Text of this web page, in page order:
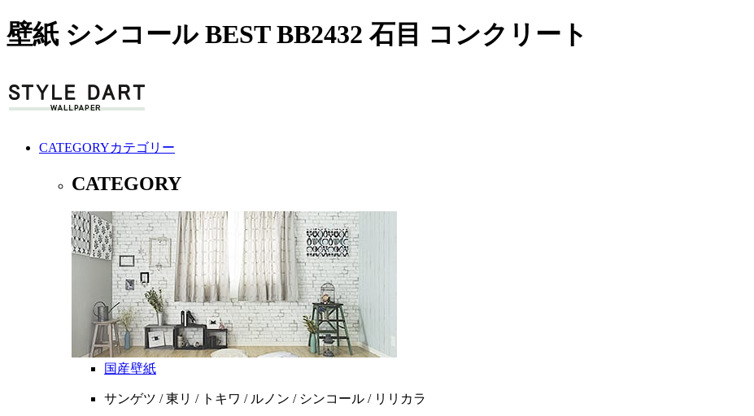
壁紙 シンコール BEST BB2432 石目 コンクリート
CATEGORYカテゴリー
CATEGORY
国産壁紙
サンゲツ / 東リ / トキワ / ルノン / シンコール / リリカラ